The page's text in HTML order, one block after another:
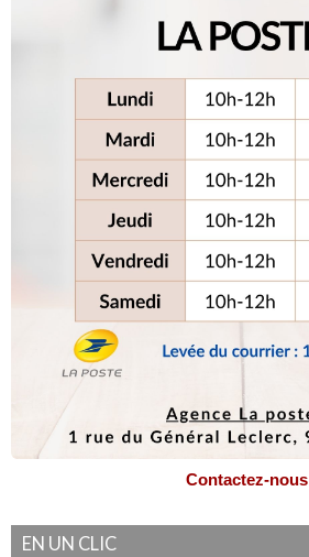
Contactez-nous
EN UN CLIC